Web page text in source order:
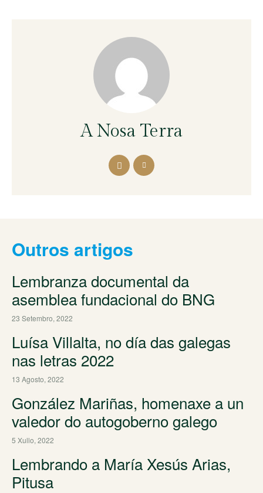
A Nosa Terra
Outros artigos
Lembranza documental da
asemblea fundacional do BNG
23 Setembro, 2022
Luísa Villalta, no día das galegas
nas letras 2022
13 Agosto, 2022
González Mariñas, homenaxe a un
valedor do autogoberno galego
5 Xullo, 2022
Lembrando a María Xesús Arias,
Pitusa